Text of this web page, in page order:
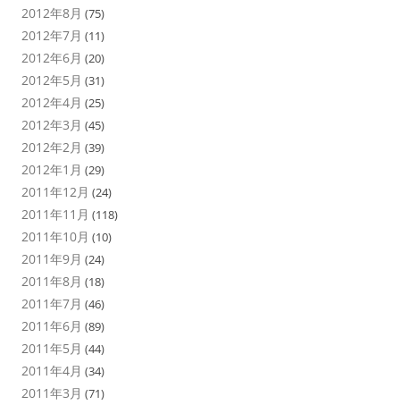
2012年8月 (75)
2012年7月 (11)
2012年6月 (20)
2012年5月 (31)
2012年4月 (25)
2012年3月 (45)
2012年2月 (39)
2012年1月 (29)
2011年12月 (24)
2011年11月 (118)
2011年10月 (10)
2011年9月 (24)
2011年8月 (18)
2011年7月 (46)
2011年6月 (89)
2011年5月 (44)
2011年4月 (34)
2011年3月 (71)